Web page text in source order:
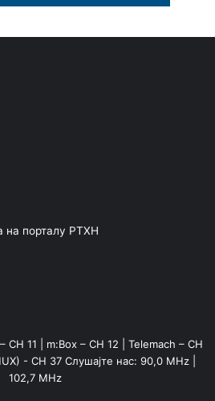
на порталу РТХН
CH 11 | m:Box – CH 12 | Telemach – CH
- CH 37 Слушајте нас: 90,0 MHz |
102,7 MHz